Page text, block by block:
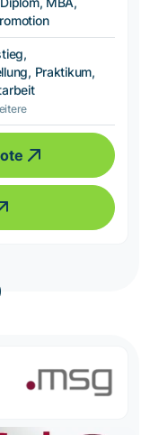
Praktikum,